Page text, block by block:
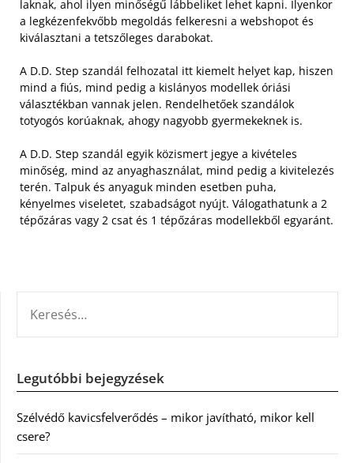
laknak, ahol ilyen minőségű lábbeliket lehet kapni. Ilyenkor
a legkézenfekvőbb megoldás felkeresni a webshopot és
kiválasztani a tetszőleges darabokat.
A D.D. Step szandál felhozatal itt kiemelt helyet kap, hiszen
mind a fiús, mind pedig a kislányos modellek óriási
választékban vannak jelen. Rendelhetőek szandálok
totyogós korúaknak, ahogy nagyobb gyermekeknek is.
A D.D. Step szandál egyik közismert jegye a kivételes
minőség, mind az anyaghasználat, mind pedig a kivitelezés
terén. Talpuk és anyaguk minden esetben puha,
kényelmes viseletet, szabadságot nyújt. Válogathatunk a 2
tépőzáras vagy 2 csat és 1 tépőzáras modellekből egyaránt.
Legutóbbi bejegyzések
Szélvédő kavicsfelverődés – mikor javítható, mikor kell
csere?